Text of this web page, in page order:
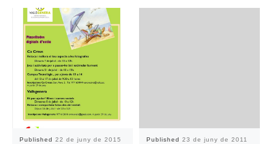
Published 22 de juny de 2015 Published 23 de juny de 2011